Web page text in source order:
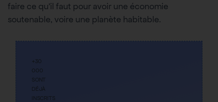
faire ce qu’il faut pour avoir une économie
soutenable, voire une planète habitable.
+30
000
SONT
DÉJÀ
INSCRITS